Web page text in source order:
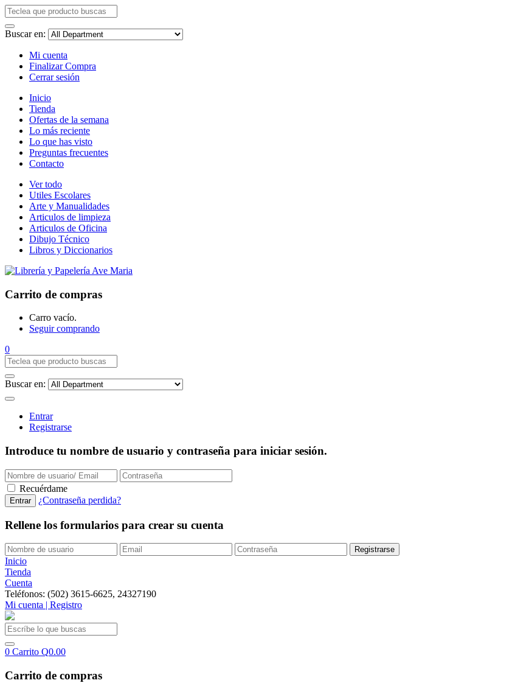
Buscar en:
Mi cuenta
Finalizar Compra
Cerrar sesión
Inicio
Tienda
Ofertas de la semana
Lo más reciente
Lo que has visto
Preguntas frecuentes
Contacto
Ver todo
Utiles Escolares
Arte y Manualidades
Articulos de limpieza
Articulos de Oficina
Dibujo Técnico
Libros y Diccionarios
Carrito de compras
Carro vacío.
Seguir comprando
0
Buscar en:
Entrar
Registrarse
Introduce tu nombre de usuario y contraseña para iniciar sesión.
Recuérdame
¿Contraseña perdida?
Rellene los formularios para crear su cuenta
Inicio
Tienda
Cuenta
Teléfonos: (502) 3615-6625, 24327190
Mi cuenta | Registro
0 Carrito Q0.00
Carrito de compras